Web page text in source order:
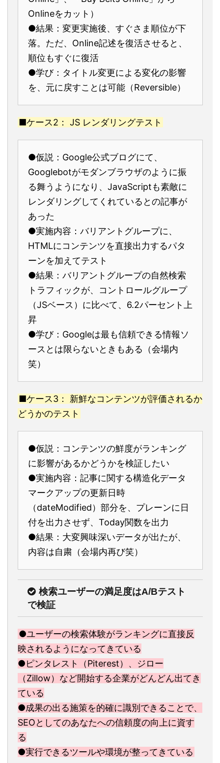
Onlineをカット）
●結果：変更実施後、すぐさま順位が下
落。ただ、Online記述を復活させると、
順位もすぐに復活
●学び：タイトル変更による変化の影響
を、元に戻すことは可能（Reversible）
■ケース2： JS レンダリングテスト
●仮説：Google公式ブログにて、
Googlebotがモダンブラウザのように振
る舞うようになり、JavaScriptも素敵に
レンダリングしてくれているとの記事が
あった
●実施内容：バリアントグループに、
HTMLにコンテンツを直接出力するパタ
ーンを加えてテスト
●結果：バリアントグループの自然検索
トラフィックが、コントロールグループ
（JSベース）に比べて、6.2パーセント上
昇
●学び：Googleは最も信頼できる情報ソ
ースとは限らないときもある（会場内
笑）
■ケース3： 新鮮なコンテンツが評価されるか
どうかのテスト
●仮説：コンテンツの鮮度がランキング
に影響があるかどうかを検証したい
●実施内容：記事に関する構造化データ
マークアップの更新日時
（dateModified）部分を、プレーンに日
付を出力させず、Today関数を出力
●結果：大変興味深いデータが出たが、
内容は自粛（会場内再び笑）
検索ユーザーの満足度はA/Bテスト
で検証
●ユーザーの検索体験がランキングに直接反
映されるようになってきている
●ピンタレスト（Piterest）、ジロー
（Zillow）など開始する企業がどんどん出てき
ている
●成果の出る施策を的確に識別できることで、
SEOとしてのあなたへの信頼度の向上に資す
る
●実行できるツールや環境が整ってきている